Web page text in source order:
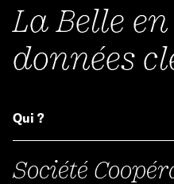
La Belle
données
Qui ?
Société